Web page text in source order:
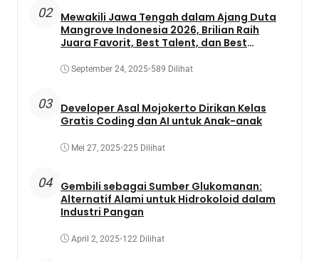
02
Mewakili Jawa Tengah dalam Ajang Duta
Mangrove Indonesia 2026, Brilian Raih
Juara Favorit, Best Talent, dan Best
September 24, 2025•589 Dilihat
03
Developer Asal Mojokerto Dirikan Kelas
Gratis Coding dan AI untuk Anak-anak
Mei 27, 2025•225 Dilihat
04
Gembili sebagai Sumber Glukomanan:
Alternatif Alami untuk Hidrokoloid dalam
Industri Pangan
April 2, 2025•122 Dilihat